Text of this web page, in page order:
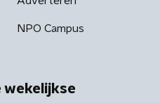
NPO Campus
wekelijkse